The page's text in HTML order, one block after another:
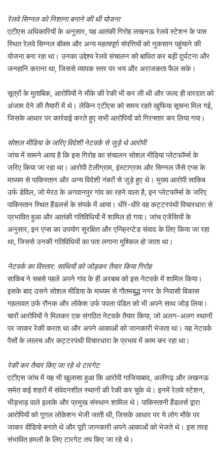
रेलवे सिग्नल को निशाना बनाने की थी योजना
एटीएस अधिकारियों के अनुसार, यह आतंकी गिरोह लखनऊ रेलवे स्टेशन के पास
स्थित रेलवे सिग्नल बॉक्स और अन्य महत्वपूर्ण संपत्तियों को नुकसान पहुंचाने की
योजना बना रहा था। उनका उद्देश्य रेलवे संचालन को बाधित कर बड़ी दुर्घटना और
जनहानि कराना था, जिससे व्यापक स्तर पर भय और अराजकता फैल सके।
सूत्रों के मुताबिक, आरोपियों ने मौके की रेकी भी कर ली थी और जल्द ही वारदात को
अंजाम देने की तैयारी में थे। लेकिन एटीएस को समय रहते खुफिया सूचना मिल गई,
जिसके आधार पर कार्रवाई करते हुए सभी आरोपियों को गिरफ्तार कर लिया गया।
सोशल मीडिया के जरिए विदेशी नेटवर्क से जुड़े थे आरोपी
जांच में सामने आया है कि इस गिरोह का संचालन सोशल मीडिया प्लेटफॉर्म्स के
जरिए किया जा रहा था। आरोपी टेलीग्राम, इंस्टाग्राम और सिग्नल जैसे एप्स के
माध्यम से पाकिस्तान और अन्य विदेशी नंबरों से जुड़े हुए थे। मुख्य आरोपी साकिब
उर्फ डेविल, जो मेरठ के अगवानपुर गांव का रहने वाला है, इन प्लेटफॉर्म्स के जरिए
पाकिस्तान स्थित हैंडलर्स के संपर्क में आया। धीरे-धीरे वह कट्टरपंथी विचारधारा से
प्रभावित हुआ और आतंकी गतिविधियों में शामिल हो गया। जांच एजेंसियों के
अनुसार, इन एप्स का उपयोग सुरक्षित और एन्क्रिप्टेड संवाद के लिए किया जा रहा
था, जिससे उनकी गतिविधियों का पता लगाना मुश्किल हो जाता था।
नेटवर्क का विस्तार: साथियों को जोड़कर तैयार किया गिरोह
साकिब ने सबसे पहले अपने गांव के ही अरबाब को इस नेटवर्क में शामिल किया।
इसके बाद उसने सोशल मीडिया के माध्यम से गौतमबुद्ध नगर के निवासी विकास
गहलावत उर्फ रौनक और लोकेश उर्फ पपला पंडित को भी अपने साथ जोड़ लिया।
चारों आरोपियों ने मिलकर एक संगठित नेटवर्क तैयार किया, जो अलग-अलग स्थानों
पर जाकर रेकी करता था और अपने आकाओं को जानकारी भेजता था। यह नेटवर्क
पैसों के लालच और कट्टरपंथी विचारधारा के प्रभाव में काम कर रहा था।
रेकी कर तैयार किए जा रहे थे टारगेट
एटीएस जांच में यह भी खुलासा हुआ कि आरोपी गाजियाबाद, अलीगढ़ और लखनऊ
समेत कई शहरों में संवेदनशील स्थानों की रेकी कर चुके थे। इनमें रेलवे स्टेशन,
भीड़भाड़ वाले इलाके और प्रमुख संस्थान शामिल थे। पाकिस्तानी हैंडलर्स द्वारा
आरोपियों को गूगल लोकेशन भेजी जाती थी, जिसके आधार पर ये लोग मौके पर
जाकर वीडियो बनाते थे और पूरी जानकारी अपने आकाओं को भेजते थे। इस तरह
संभावित हमलों के लिए टारगेट तय किए जा रहे थे।